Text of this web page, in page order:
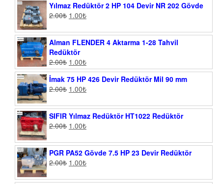
Yılmaz Redüktör 2 HP 104 Devir NR 202 Gövde
2.00₺ 1.00₺
Alman FLENDER 4 Aktarma 1-28 Tahvil
Redüktör
2.00₺ 1.00₺
İmak 75 HP 426 Devir Redüktör Mil 90 mm
2.00₺ 1.00₺
SIFIR Yılmaz Redüktör HT1022 Redüktör
2.00₺ 1.00₺
PGR PA52 Gövde 7.5 HP 23 Devir Redüktör
2.00₺ 1.00₺